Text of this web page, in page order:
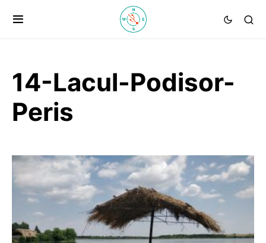
14-Lacul-Podisor-
Peris